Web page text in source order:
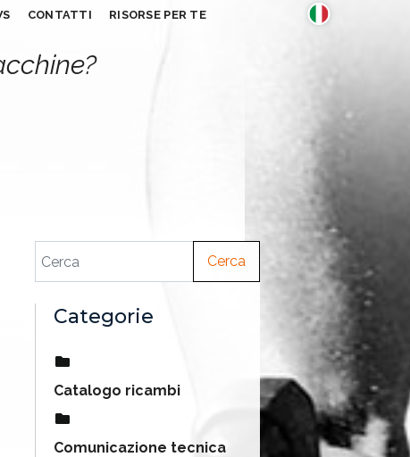
CONTATTI RISORSE PER TE
Cerca
Categorie
Catalogo ricambi
Comunicazione tecnica